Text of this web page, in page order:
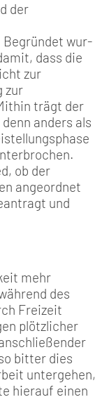
der
Begründet wur­
dass die
zur
zur
trägt der
anders als
ob der
angeordnet
und
mehr
des
Freizeit
plötzli­cher
bitter dies
untergehen,
hierauf einen